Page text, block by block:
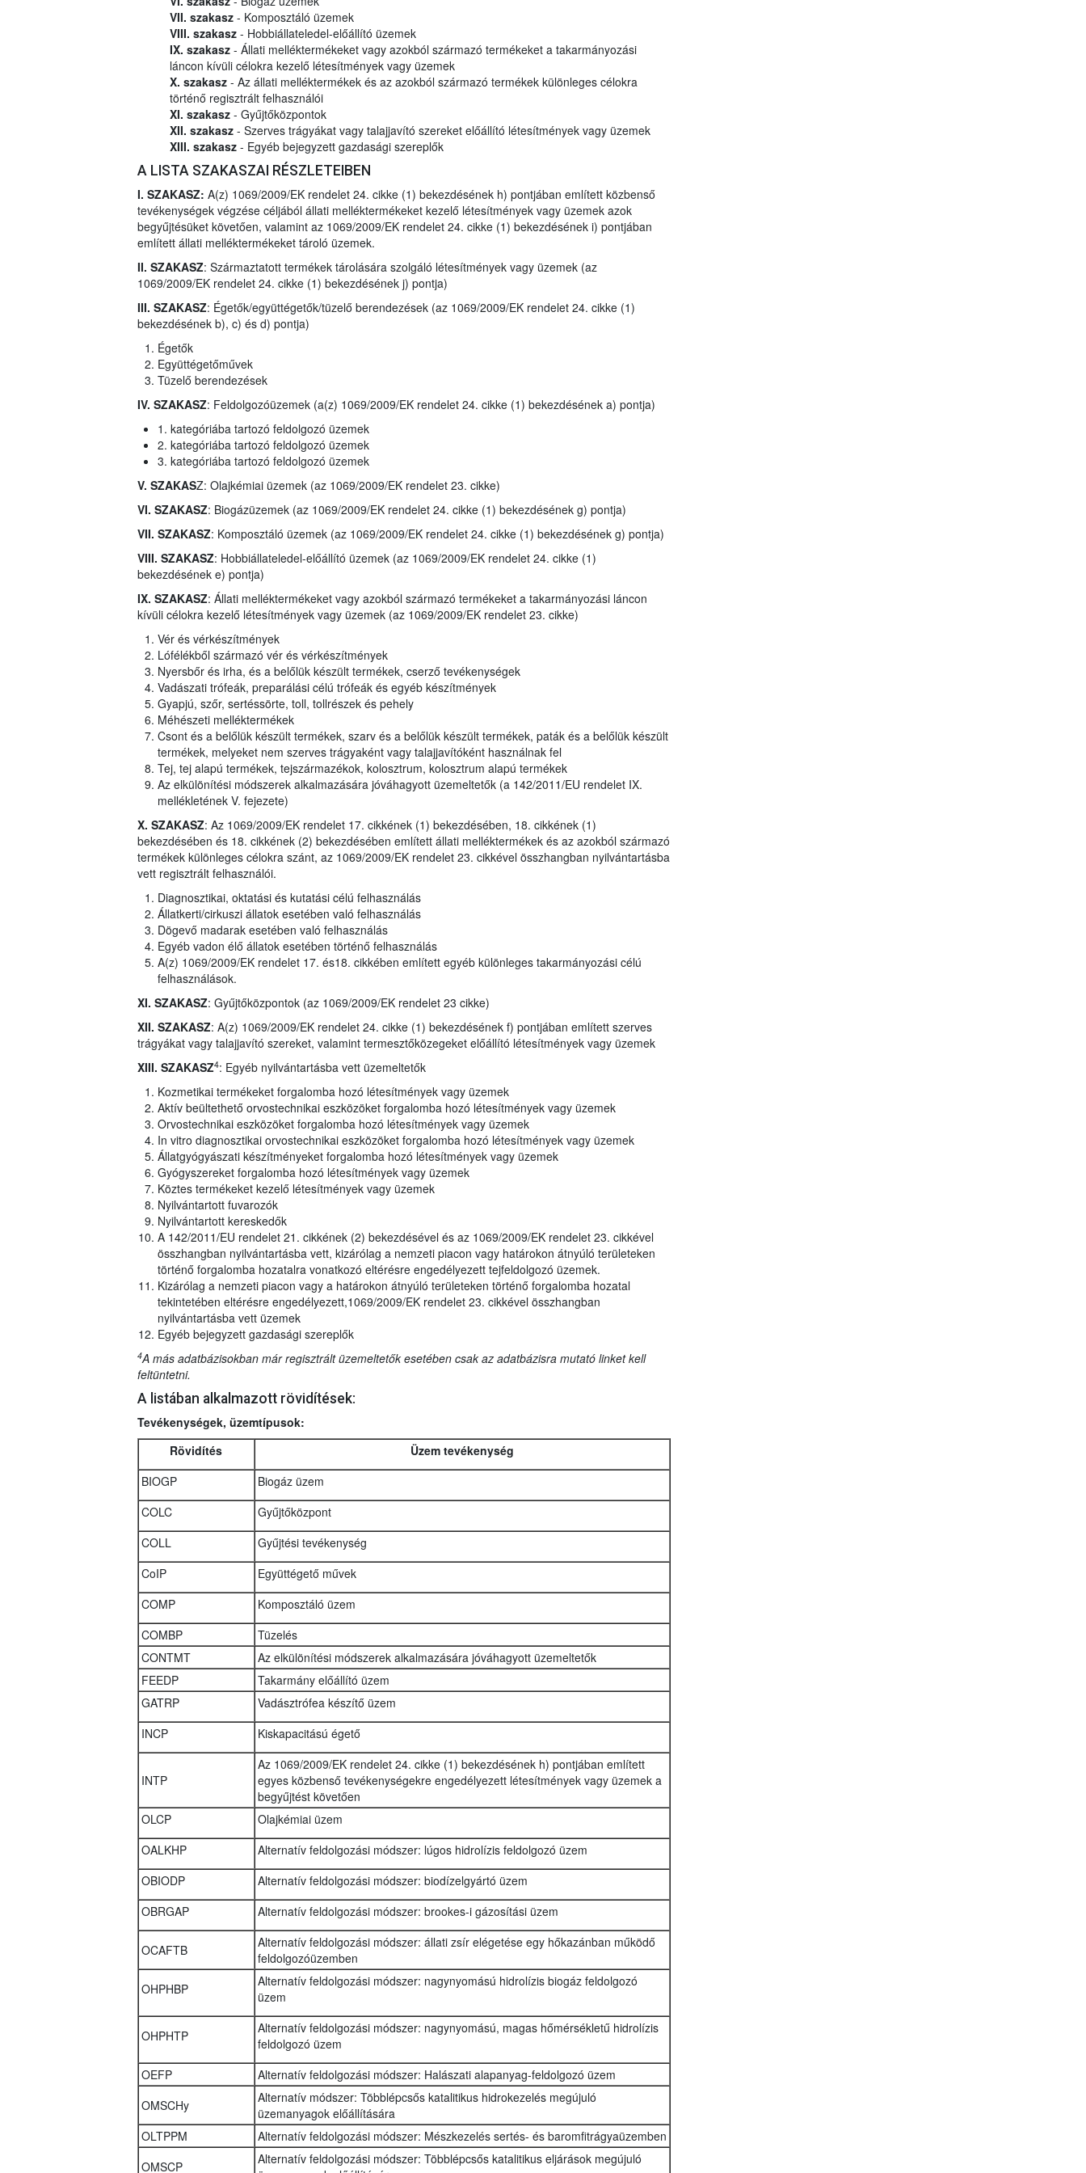
VII. szakasz- Komposztáló üzemek
VIII. szakasz- Hobbiállateledel-előállító üzemek
IX. szakasz- Állati melléktermékeket vagy azokból származó termékeket a takarmányozási
láncon kívüli célokra kezelő létesítmények vagy üzemek
X. szakasz- Az állati melléktermékek és az azokból származó termékek különleges célokra
történő regisztrált felhasználói
XI. szakasz- Gyűjtőközpontok
XII. szakasz- Szerves trágyákat vagy talajjavító szereket előállító létesítmények vagy üzemek
XIII. szakasz- Egyéb bejegyzett gazdasági szereplők
A LISTA SZAKASZAI RÉSZLETEIBEN
I. SZAKASZ: A(z) 1069/2009/EK rendelet 24. cikke (1) bekezdésének h) pontjában említett közbenső
tevékenységek végzése céljából állati melléktermékeket kezelő létesítmények vagy üzemek azok
begyűjtésüket követően, valamint az 1069/2009/EK rendelet 24. cikke (1) bekezdésének i) pontjában
említett állati melléktermékeket tároló üzemek.
II. SZAKASZ: Származtatott termékek tárolására szolgáló létesítmények vagy üzemek (az
1069/2009/EK rendelet 24. cikke (1) bekezdésének j) pontja)
III. SZAKASZ: Égetők/együttégetők/tüzelő berendezések (az 1069/2009/EK rendelet 24. cikke (1)
bekezdésének b), c) és d) pontja)
Égetők
Együttégetőművek
Tüzelő berendezések
IV. SZAKASZ: Feldolgozóüzemek (a(z) 1069/2009/EK rendelet 24. cikke (1) bekezdésének a) pontja)
1. kategóriába tartozó feldolgozó üzemek
2. kategóriába tartozó feldolgozó üzemek
3. kategóriába tartozó feldolgozó üzemek
V. SZAKASZ: Olajkémiai üzemek (az 1069/2009/EK rendelet 23. cikke)
VI. SZAKASZ: Biogázüzemek (az 1069/2009/EK rendelet 24. cikke (1) bekezdésének g) pontja)
VII. SZAKASZ: Komposztáló üzemek (az 1069/2009/EK rendelet 24. cikke (1) bekezdésének g) pontja)
VIII. SZAKASZ: Hobbiállateledel-előállító üzemek (az 1069/2009/EK rendelet 24. cikke (1)
bekezdésének e) pontja)
IX. SZAKASZ: Állati melléktermékeket vagy azokból származó termékeket a takarmányozási láncon
kívüli célokra kezelő létesítmények vagy üzemek (az 1069/2009/EK rendelet 23. cikke)
Vér és vérkészítmények
Lófélékből származó vér és vérkészítmények
Nyersbőr és irha, és a belőlük készült termékek, cserző tevékenységek
Vadászati trófeák, preparálási célú trófeák és egyéb készítmények
Gyapjú, szőr, sertéssörte, toll, tollrészek és pehely
Méhészeti melléktermékek
Csont és a belőlük készült termékek, szarv és a belőlük készült termékek, paták és a belőlük készült
termékek, melyeket nem szerves trágyaként vagy talajjavítóként használnak fel
Tej, tej alapú termékek, tejszármazékok, kolosztrum, kolosztrum alapú termékek
Az elkülönítési módszerek alkalmazására jóváhagyott üzemeltetők (a 142/2011/EU rendelet IX.
mellékletének V. fejezete)
X. SZAKASZ: Az 1069/2009/EK rendelet 17. cikkének (1) bekezdésében, 18. cikkének (1)
bekezdésében és 18. cikkének (2) bekezdésében említett állati melléktermékek és az azokból származó
termékek különleges célokra szánt, az 1069/2009/EK rendelet 23. cikkével összhangban nyilvántartásba
vett regisztrált felhasználói.
Diagnosztikai, oktatási és kutatási célú felhasználás
Állatkerti/cirkuszi állatok esetében való felhasználás
Dögevő madarak esetében való felhasználás
Egyéb vadon élő állatok esetében történő felhasználás
A(z) 1069/2009/EK rendelet 17. és18. cikkében említett egyéb különleges takarmányozási célú
felhasználások.
XI. SZAKASZ: Gyűjtőközpontok (az 1069/2009/EK rendelet 23 cikke)
XII. SZAKASZ: A(z) 1069/2009/EK rendelet 24. cikke (1) bekezdésének f) pontjában említett szerves
trágyákat vagy talajjavító szereket, valamint termesztőközegeket előállító létesítmények vagy üzemek
XIII. SZAKASZ4: Egyéb nyilvántartásba vett üzemeltetők
Kozmetikai termékeket forgalomba hozó létesítmények vagy üzemek
Aktív beültethető orvostechnikai eszközöket forgalomba hozó létesítmények vagy üzemek
Orvostechnikai eszközöket forgalomba hozó létesítmények vagy üzemek
In vitro diagnosztikai orvostechnikai eszközöket forgalomba hozó létesítmények vagy üzemek
Állatgyógyászati készítményeket forgalomba hozó létesítmények vagy üzemek
Gyógyszereket forgalomba hozó létesítmények vagy üzemek
Köztes termékeket kezelő létesítmények vagy üzemek
Nyilvántartott fuvarozók
Nyilvántartott kereskedők
A 142/2011/EU rendelet 21. cikkének (2) bekezdésével és az 1069/2009/EK rendelet 23. cikkével
összhangban nyilvántartásba vett, kizárólag a nemzeti piacon vagy határokon átnyúló területeken
történő forgalomba hozatalra vonatkozó eltérésre engedélyezett tejfeldolgozó üzemek.
Kizárólag a nemzeti piacon vagy a határokon átnyúló területeken történő forgalomba hozatal
tekintetében eltérésre engedélyezett,1069/2009/EK rendelet 23. cikkével összhangban
nyilvántartásba vett üzemek
Egyéb bejegyzett gazdasági szereplők
4A más adatbázisokban már regisztrált üzemeltetők esetében csak az adatbázisra mutató linket kell
feltüntetni.
A listában alkalmazott rövidítések:
Tevékenységek, üzemtípusok:
Rövidítés
Üzem tevékenység
BIOGP
Biogáz üzem
COLC
Gyűjtőközpont
COLL
Gyűjtési tevékenység
CoIP
Együttégető művek
COMP
Komposztáló üzem
COMBP
Tüzelés
CONTMT
Az elkülönítési módszerek alkalmazására jóváhagyott üzemeltetők
FEEDP
Takarmány előállító üzem
GATRP
Vadásztrófea készítő üzem
INCP
Kiskapacitású égető
INTP
Az 1069/2009/EK rendelet 24. cikke (1) bekezdésének h) pontjában említett
egyes közbenső tevékenységekre engedélyezett létesítmények vagy üzemek a
begyűjtést követően
OLCP
Olajkémiai üzem
OALKHP
Alternatív feldolgozási módszer: lúgos hidrolízis feldolgozó üzem
OBIODP
Alternatív feldolgozási módszer: biodízelgyártó üzem
OBRGAP
Alternatív feldolgozási módszer: brookes-i gázosítási üzem
OCAFTB
Alternatív feldolgozási módszer: állati zsír elégetése egy hőkazánban működő
feldolgozóüzemben
OHPHBP
Alternatív feldolgozási módszer: nagynyomású hidrolízis biogáz feldolgozó
üzem
OHPHTP
Alternatív feldolgozási módszer: nagynyomású, magas hőmérsékletű hidrolízis
feldolgozó üzem
OEFP
Alternatív feldolgozási módszer: Halászati alapanyag-feldolgozó üzem
OMSCHy
Alternatív módszer: Többlépcsős katalitikus hidrokezelés megújuló
üzemanyagok előállítására
OLTPPM
Alternatív feldolgozási módszer: Mészkezelés sertés- és baromfitrágyaüzemben
OMSCP
Alternatív feldolgozási módszer: Többlépcsős katalitikus eljárások megújuló